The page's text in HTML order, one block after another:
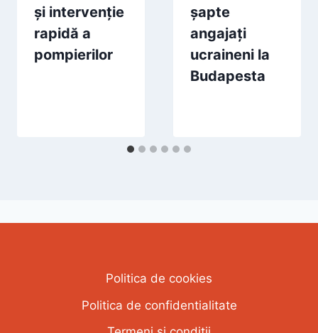
și intervenție
rapidă a
pompierilor
șapte
angajați
ucraineni la
Budapesta
Politica de cookies
Politica de confidentialitate